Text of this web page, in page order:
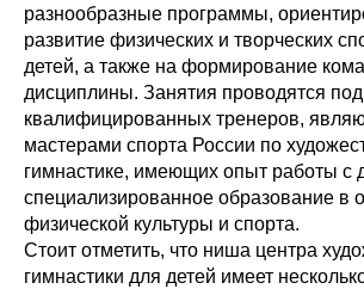
разнообразные программы,
развитие физических и творческих
детей, а также на формирование
дисциплины. Занятия проводятся
квалифицированных тренеров,
мастерами спорта России по
гимнастике, имеющих опыт работы с
специализированное образование в
физической культуры и спорта.
Стоит отметить, что ниша центра
гимнастики для детей имеет